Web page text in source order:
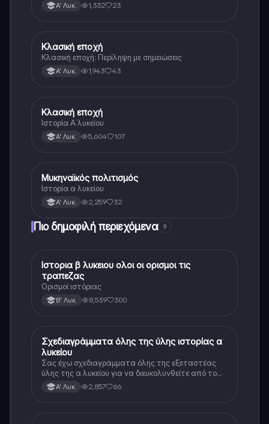
Α' Λυκ. 1,332 23
Ιστορία
Κλασική εποχή
Κλασική εποχή: Περίληψη με σημειώσεις
Α' Λυκ. 1,943 43
Ιστορία
Κλασική εποχή
Ιστορία Α λυκείου
Α' Λυκ. 5,604 107
Ιστορία
Μυκηναϊκός πολιτισμός
Ιστορία α λυκείου
Α' Λυκ. 2,259 32
Πιο δημοφιλή περιεχόμενα 9
Ιστορία
Ιστορια β λυκειου ολοι οι ορισμοι τις
τραπεζας
Ορισμοί ιστόριας
Β' Λυκ. 8,539 300
Ιστορία
Σχεδιαγράμματα όλης της ύλης ιστορίας α
λυκείου
Σας έχω σχεδιαγράμματα όλης της εξεταστέας
ύλης της α λυκείου για να διευκολυνθείτε από το
τεράστιο βάρος του βιβλίου
Α' Λυκ. 2,857 66